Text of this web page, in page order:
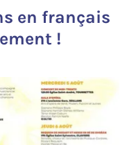
en français
!